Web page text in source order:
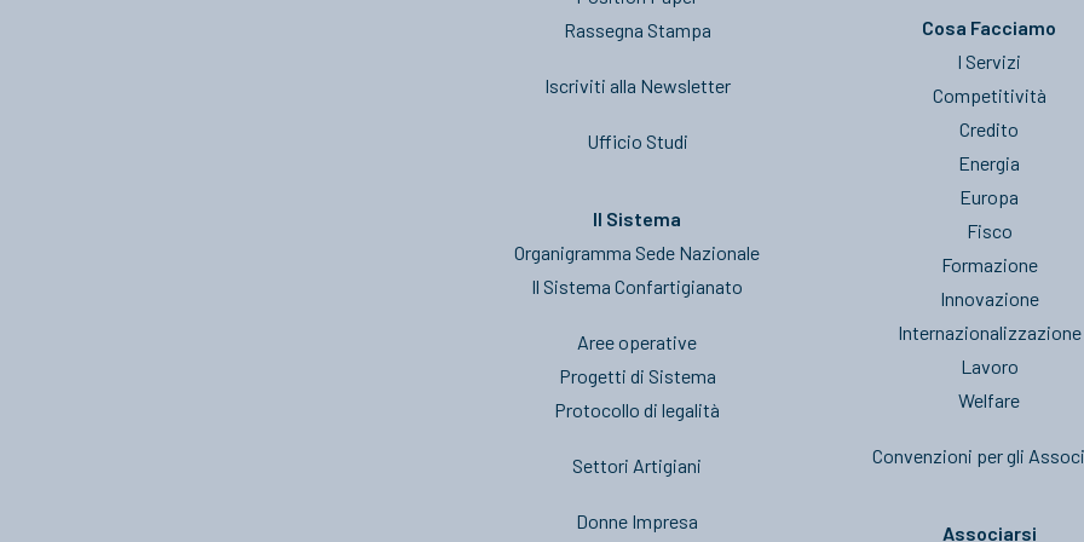
Rassegna Stampa
Iscriviti alla Newsletter
Ufficio Studi
Il Sistema
Organigramma Sede Nazionale
Il Sistema Confartigianato
Aree operative
Progetti di Sistema
Protocollo di legalità
Settori Artigiani
Donne Impresa
Cosa Facciamo
I Servizi
Competitività
Credito
Energia
Europa
Fisco
Formazione
Innovazione
Internazionalizzazione
Lavoro
Welfare
Convenzioni per gli
Associarsi